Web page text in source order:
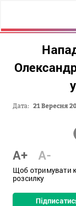
Дата: 21 Вересня
A+ A-
Щоб отримувати
розсилку